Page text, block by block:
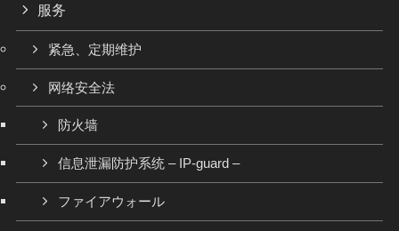
服务
紧急、定期维护
网络安全法
防火墙
信息泄漏防护系统 – IP-guard –
ファイアウォール